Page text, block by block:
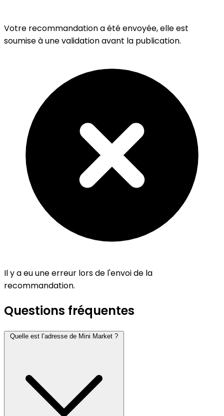
Votre recommandation a été envoyée, elle est
soumise à une validation avant la publication.
Il y a eu une erreur lors de l'envoi de la
recommandation.
Questions fréquentes
Quelle est l’adresse de Mini Market ?